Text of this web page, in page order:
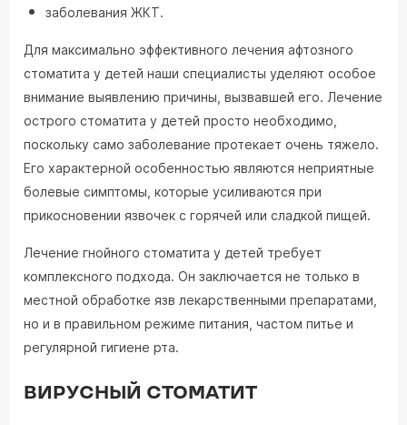
заболевания ЖКТ.
Для максимально эффективного лечения афтозного
стоматита у детей наши специалисты уделяют особое
внимание выявлению причины, вызвавшей его. Лечение
острого стоматита у детей просто необходимо,
поскольку само заболевание протекает очень тяжело.
Его характерной особенностью являются неприятные
болевые симптомы, которые усиливаются при
прикосновении язвочек с горячей или сладкой пищей.
Лечение гнойного стоматита у детей требует
комплексного подхода. Он заключается не только в
местной обработке язв лекарственными препаратами,
но и в правильном режиме питания, частом питье и
регулярной гигиене рта.
ВИРУСНЫЙ СТОМАТИТ